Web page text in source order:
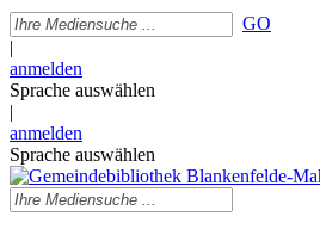
GO
|
anmelden
Sprache auswählen
|
anmelden
Sprache auswählen